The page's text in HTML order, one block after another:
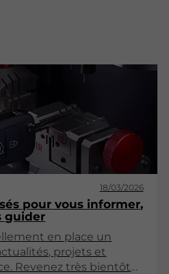
18/03/2026
pour vous informer,
guider
en place un
projets et
Revenez très bientôt